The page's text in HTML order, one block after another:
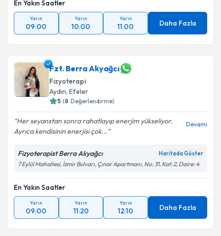
En Yakın Saatler
Yarın
09:00
Yarın
10:00
Yarın
11:00 Daha Fazla
Fzt. Berra Akyağcı
Fizyoterapi
Aydın, Efeler
5 (8 Değerlendirme)
Her seyanstan sonra rahatlayıp enerjim yükseliyor.
Ayrıca kendisinin enerjisi çok...
Devamı
Fizyoterapist Berra Akyağcı Haritada Göster
7 Eylül Mahallesi, İzmir Bulvarı, Çınar Apartmanı, No: 31, Kat: 2, Daire: 4
En Yakın Saatler
Yarın
09:00
Yarın
11:20
Yarın
12:10 Daha Fazla